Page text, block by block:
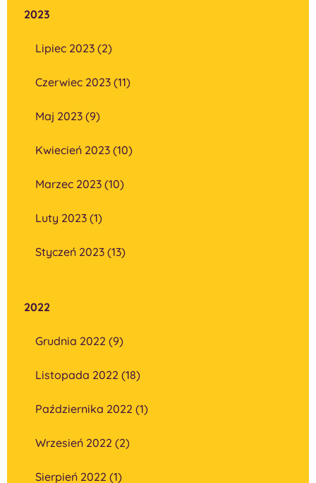
2023
Lipiec 2023 (2)
Czerwiec 2023 (11)
Maj 2023 (9)
Kwiecień 2023 (10)
Marzec 2023 (10)
Luty 2023 (1)
Styczeń 2023 (13)
2022
Grudnia 2022 (9)
Listopada 2022 (18)
Października 2022 (1)
Wrzesień 2022 (2)
Sierpień 2022 (1)